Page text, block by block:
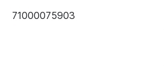
71000075903